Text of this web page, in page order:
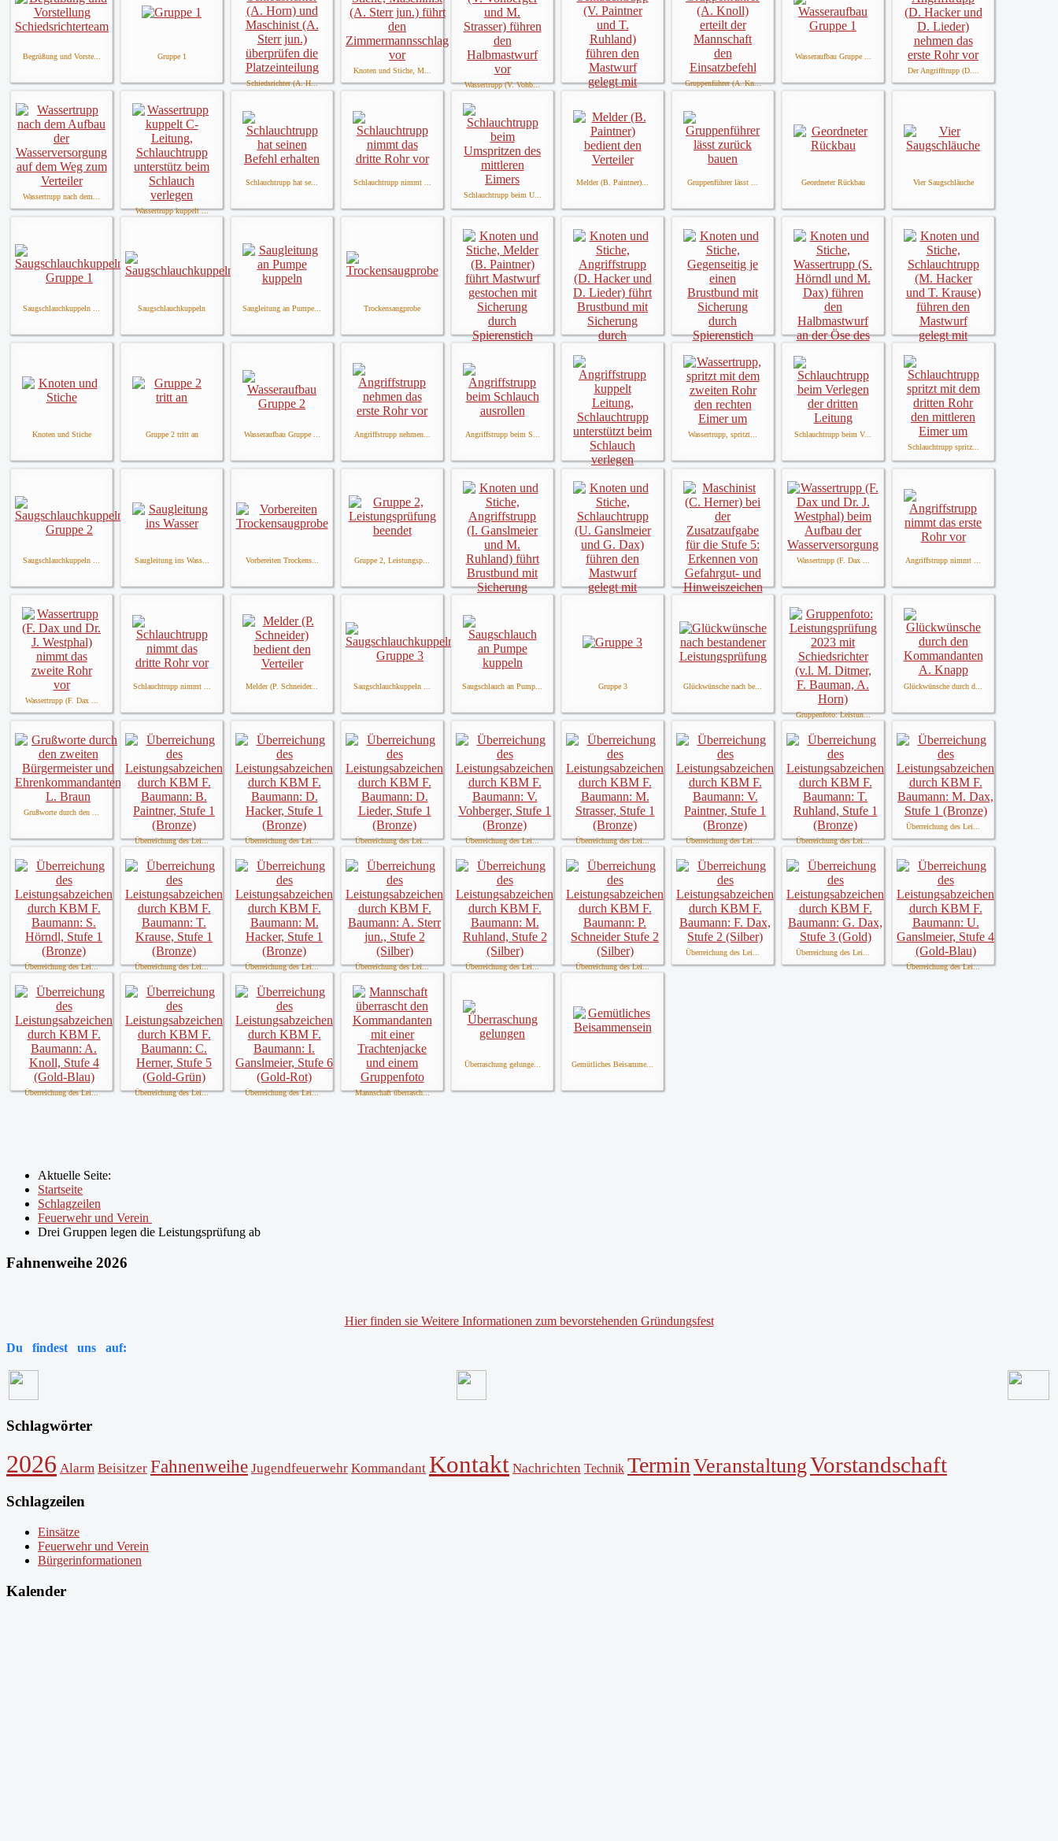
Begrüßung und Vorste... Gruppe 1
Schiedsrichter (A. H...
Knoten und Stiche, M...
Wassertrupp (V. Vohb...
Schlauchtrupp (V. Pa...
Gruppenführer (A. Kn...
Wasseraufbau Gruppe ...
Der Angrifftrupp (D....
Wassertrupp nach dem...
Wassertrupp kuppelt ...
Schlauchtrupp hat se...
Schlauchtrupp nimmt ...
Schlauchtrupp beim U...
Melder (B. Paintner)... Gruppenführer lässt ... Geordneter Rückbau Vier Saugschläuche
Saugschlauchkuppeln ... Saugschlauchkuppeln Saugleitung an Pumpe... Trockensaugprobe
Knoten und Stiche, M...
Knoten und Stiche, A...
Knoten und Stiche, W...
Knoten und Stiche, S...
Knoten und Stiche Gruppe 2 tritt an Wasseraufbau Gruppe ... Angriffstrupp nehmen... Angriffstrupp beim S... Wassertrupp, spritzt...
Schlauchtrupp beim V...
Schlauchtrupp spritz...
Saugschlauchkuppeln ... Saugleitung ins Wass... Vorbereiten Trockens... Gruppe 2, Leistungsp...
Knoten und Stiche, A... Knoten und Stiche, S...
Wassertrupp (F. Dax ... Angriffstrupp nimmt ...
Wassertrupp (F. Dax ...
Schlauchtrupp nimmt ... Melder (P. Schneider... Saugschlauchkuppeln ... Saugschlauch an Pump... Gruppe 3 Glückwünsche nach be...
Gruppenfoto: Leistun...
Glückwünsche durch d...
Grußworte durch den ...
Überreichung des Lei... Überreichung des Lei... Überreichung des Lei... Überreichung des Lei... Überreichung des Lei... Überreichung des Lei... Überreichung des Lei...
Überreichung des Lei...
Überreichung des Lei... Überreichung des Lei... Überreichung des Lei... Überreichung des Lei... Überreichung des Lei... Überreichung des Lei...
Überreichung des Lei...
Überreichung des Lei...
Überreichung des Lei...
Überreichung des Lei... Überreichung des Lei... Überreichung des Lei... Mannschaft überrasch...
Überraschung gelunge... Gemütliches Beisamme...
Aktuelle Seite:
Startseite
Schlagzeilen
Feuerwehr und Verein
Drei Gruppen legen die Leistungsprüfung ab
Fahnenweihe 2026
Hier finden sie Weitere Informationen zum bevorstehenden Gründungsfest
Du findest uns auf:
Schlagwörter
2026 Alarm Beisitzer Fahnenweihe Jugendfeuerwehr Kommandant Kontakt Nachrichten Technik Termin VeranstaltungVorstandschaft
Schlagzeilen
Einsätze
Feuerwehr und Verein
Bürgerinformationen
Kalender